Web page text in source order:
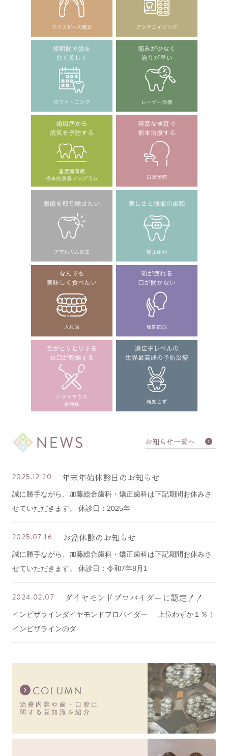
お知らせ一覧へ
2025.12.20 年末年始休診日のお知らせ
誠に勝手ながら、加藤総合歯科・矯正歯科は下記期間お休みさ
せていただきます。 休診日：2025年
2025.07.16 お盆休診のお知らせ
誠に勝手ながら、加藤総合歯科・矯正歯科は下記期間お休みさ
せていただきます。 休診日：令和7年8月1
2024.02.07 ダイヤモンドプロバイダーに認定！！
インビザラインダイヤモンドプロバイダー 上位わずか１％！
インビザラインのダ
COLUMN
治療内容や歯・口腔に
関する豆知識を紹介